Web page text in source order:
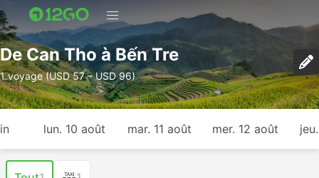
De Can Tho à Bến Tre
1 voyage (USD 57 – USD 96)
lun. 10 août mar. 11 août mer. 12 août